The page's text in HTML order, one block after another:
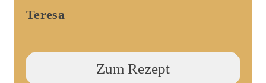
Teresa
Zum Rezept